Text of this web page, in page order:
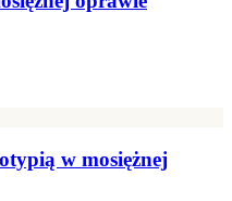
w mosiężnej